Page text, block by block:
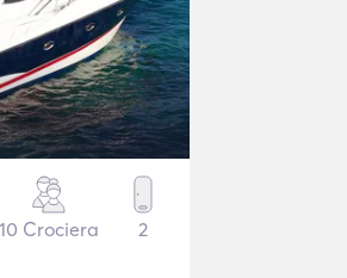
10 Crociera 2